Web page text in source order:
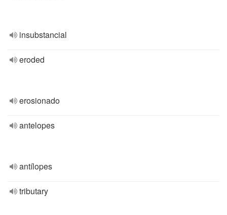
insubstancial
eroded
erosionado
antelopes
antílopes
tributary